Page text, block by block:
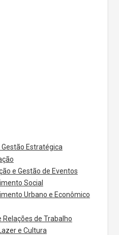
Estratégica
e Gestão de Eventos
Social
Urbano e Econômico
de Trabalho
e Cultura